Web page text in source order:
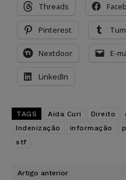
Threads
Pinterest
Nextdoor E-
LinkedIn
TAGS Aida Curi Direito
Indenização
informação
stf
Artigo anterior